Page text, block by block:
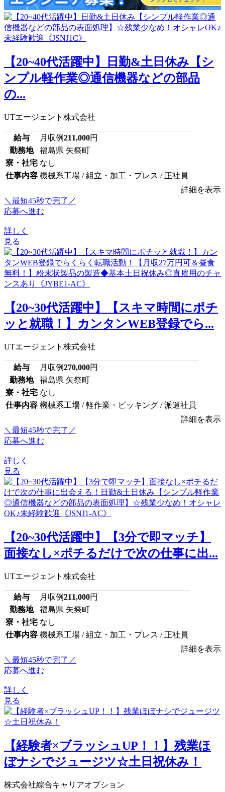
【20~40代活躍中】日勤&土日休み【シ
ンプル軽作業◎通信機器などの部品
の...
UTエージェント株式会社
給与 月収例211,000円
勤務地
福島県 矢祭町
寮・社宅 なし
仕事内容 機械系工場 / 組立・加工・プレス / 正社員
詳細を表示
＼最短45秒で完了／
応募へ進む
詳しく
見る
【20~30代活躍中】【スキマ時間にポチ
ッと就職！】カンタンWEB登録でら...
UTエージェント株式会社
給与 月収例270,000円
勤務地
福島県 矢祭町
寮・社宅 なし
仕事内容 機械系工場 / 軽作業・ピッキング / 派遣社員
詳細を表示
＼最短45秒で完了／
応募へ進む
詳しく
見る
【20~30代活躍中】【3分で即マッチ】
面接なし×ポチるだけで次の仕事に出...
UTエージェント株式会社
給与 月収例211,000円
勤務地
福島県 矢祭町
寮・社宅 なし
仕事内容 機械系工場 / 組立・加工・プレス / 正社員
詳細を表示
＼最短45秒で完了／
応募へ進む
詳しく
見る
【経験者×ブラッシュUP！！】残業ほ
ぼナシでジュージツ☆土日祝休み！
株式会社綜合キャリアオプション